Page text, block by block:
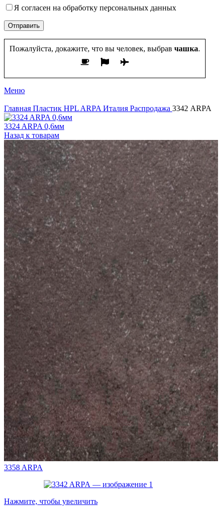
Я согласен на обработку персональных данных
Пожалуйста, докажите, что вы человек, выбрав чашка.
Меню
Главная Пластик HPL ARPA Италия Распродажа 3342 ARPA
3324 ARPA 0,6мм
Назад к товарам
3358 ARPA
Нажмите, чтобы увеличить